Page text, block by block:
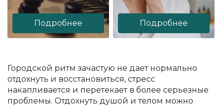
Подробнее Подробнее
Городской ритм зачастую не дает нормально
отдохнуть и восстановиться, стресс
накапливается и перетекает в более серьезные
проблемы. Отдохнуть душой и телом можно